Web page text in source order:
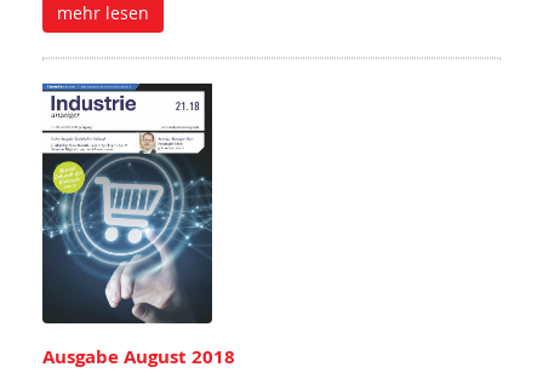
mehr lesen
Ausgabe August 2018